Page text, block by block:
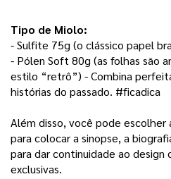
Tipo de Miolo:
- Sulfite 75g (o clássico papel
- Pólen Soft 80g (as folhas são
estilo “retrô”) - Combina
histórias do passado. #ficadica
Além disso, você pode escolher
para colocar a sinopse, a
para dar continuidade ao design
exclusivas.